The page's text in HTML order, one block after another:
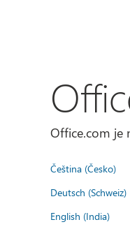
Office.com je
Čeština (Česko)
Deutsch (Schweiz)
English (India)